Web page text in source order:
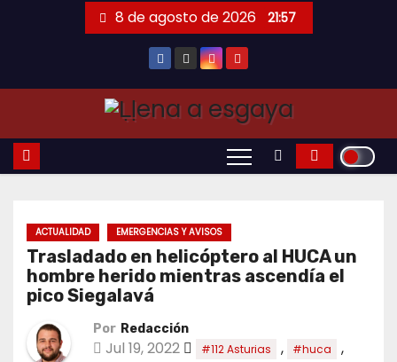
8 de agosto de 2026 21:57
ACTUALIDAD EMERGENCIAS Y AVISOS
Trasladado en helicóptero al HUCA un
hombre herido mientras ascendía el
pico Siegalavá
Por Redacción
Jul 19, 2022 #112 Asturias , #huca ,